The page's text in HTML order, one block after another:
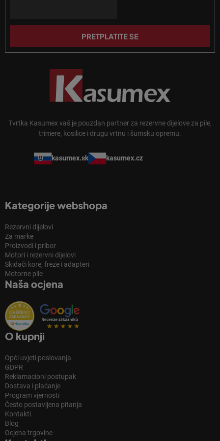
a
Tvrtka Kasumex vaš je pouzdan partner za rezervne dijelove za pile,
trimere, kosilice i drugu vrtnu i šumsku opremu.
kasumex.sk kasumex.cz
Kategorije webshopa
Rezervni dijelovi
Za marke
Proizvodi i pribor
Motori i rezervni dijelovi
Skidači kore, freze i adapteri
Motorne pile
Naša ocjena
O kupnji
Opći uvjeti poslovanja
GDPR
Reklamacioni postupak
Dostava i plaćanje
Program vjernosti
Često postavljena pitanja
Kontakti
Blog
Ocjena trgovine
PRETPLATITE SE